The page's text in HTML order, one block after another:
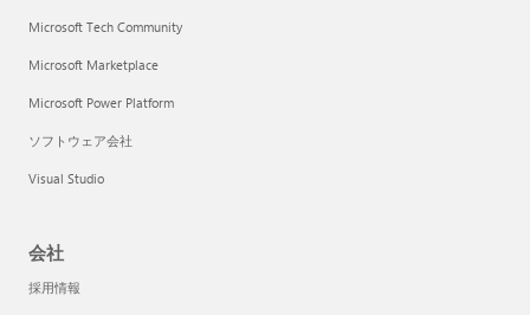
Microsoft Tech Community
Microsoft Marketplace
Microsoft Power Platform
ソフトウェア会社
Visual Studio
会社
採用情報